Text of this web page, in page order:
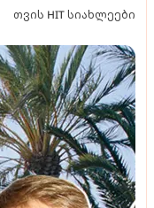
თვის HIT სიახლეები